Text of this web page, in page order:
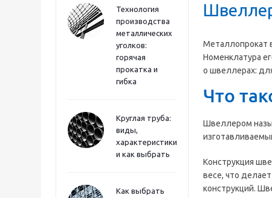
Технология
производства
металлических
уголков:
горячая
прокатка и
гибка
Круглая труба:
виды,
характеристики
и как выбрать
Как выбрать
Металлопрокат
Номенклатура
о швеллерах:
Что
Швеллером
Конструкция
весе, что
конструкций.